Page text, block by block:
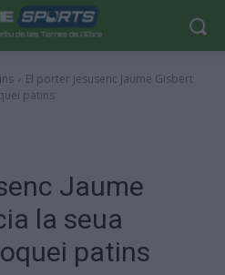
El porter jesusenc Jaume Gisbert
patins
Jaume
la seua
patins